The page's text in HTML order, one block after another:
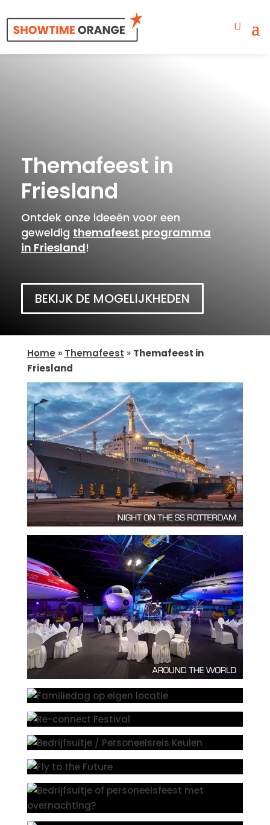
Themafeest in
Friesland
Ontdek onze ideeën voor een
geweldig themafeest programma
in Friesland!
BEKIJK DE MOGELIJKHEDEN
Home » Themafeest » Themafeest in
Friesland